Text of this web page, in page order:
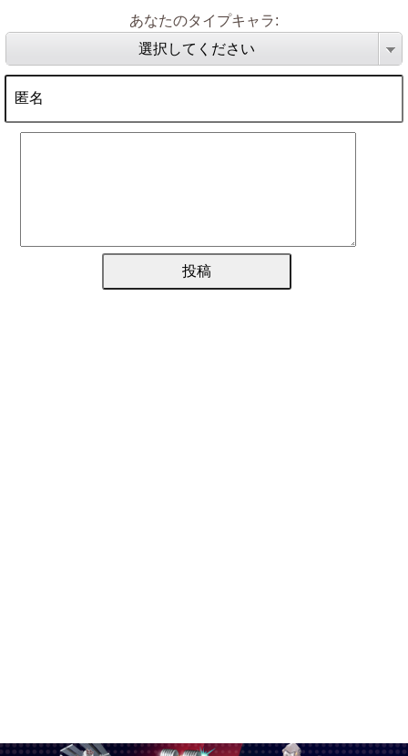
あなたのタイプキャラ:
選択してください